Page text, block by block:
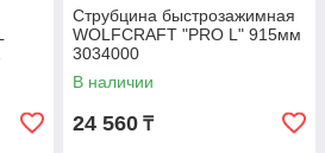
Струбцина быстрозажимная
WOLFCRAFT "PRO L" 915мм
3034000
В наличии
24 560 ₸